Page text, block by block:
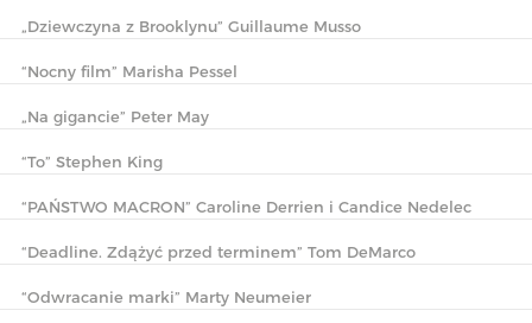
„Dziewczyna z Brooklynu” Guillaume Musso
“Nocny film” Marisha Pessel
„Na gigancie” Peter May
“To” Stephen King
“PAŃSTWO MACRON” Caroline Derrien i Candice Nedelec
“Deadline. Zdążyć przed terminem” Tom DeMarco
“Odwracanie marki” Marty Neumeier